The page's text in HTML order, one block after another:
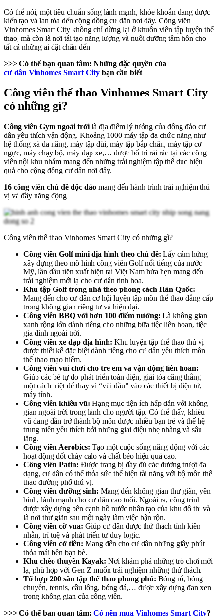
Có thể nói, một tiêu chuẩn sống lành mạnh, khỏe khoắn đang được
kiến tạo và lan tỏa đến cộng đồng cư dân nơi đây. Công viên
Vinhomes Smart City không chỉ dừng lại ở khuôn viên tập luyện thể
thao, mà còn là nơi tái tạo năng lượng và nuôi dưỡng tâm hồn cho
tất cả những ai đặt chân đến.
>>> Có thể bạn quan tâm: Những đặc quyền của
cư dân Vinhomes Smart City bạn cần biết
Công viên thể thao Vinhomes Smart City
có những gì?
Công viên Gym ngoài trời là địa điểm lý tưởng của đông đảo cư
dân yêu thích vận động. Khoảng 1000 máy tập đa chức năng như
hệ thống xà đa năng, máy tập đùi, máy tập bắp chân, máy tập cơ
ngực, máy chạy bộ, máy đạp xe,… được bố trí rải rác tại các công
viên nội khu nhằm mang đến những trải nghiệm tập thể dục hiệu
quả cho cộng đồng cư dân nơi đây.
16 công viên chủ đề độc đáo mang đến hành trình trải nghiệm thú
vị và đầy năng động
Công viên thể thao Vinhomes Smart City có những gì?
Công viên Golf mini địa hình theo chủ đề: Lấy cảm hứng
xây dựng theo mô hình công viên Golf nổi tiếng của nước
Mỹ, lần đầu tiên xuất hiện tại Việt Nam hứa hẹn mang đến
trải nghiệm mới lạ cho cư dân tinh hoa.
Khu tập Golf trong nhà theo phong cách Hàn Quốc:
Mang đến cho cư dân cơ hội luyện tập môn thể thao đẳng cấp
trong không gian riêng tư và hiện đại.
Công viên BBQ với hơn 100 điểm nướng: Là không gian
xanh rộng lớn dành riêng cho những bữa tiệc liên hoan, tiệc
gia đình ngoài trời.
Công viên xe đạp địa hình: Khu luyện tập thể thao thú vị
được thiết kế đặc biệt dành riêng cho cư dân yêu thích môn
thể thao mạo hiểm.
Công viên vui chơi cho trẻ em và vận động liên hoàn:
Giúp các bé tự do phát triển toàn diện, giải tỏa căng thẳng
một cách triệt để thay vì “vùi đầu” vào các thiết bị điện tử,
máy tính.
Công viên khiêu vũ: Hạng mục tiện ích hấp dẫn với không
gian ngoài trời trong lành cho người tập. Có thể thấy, khiêu
vũ đang dần trở thành bộ môn được nhiều bạn trẻ và thế hệ
trung niên yêu thích bởi những giai điệu nhẹ nhàng và sâu
lắng.
Công viên Aerobics: Tạo một cuộc sống năng động với các
hoạt động đốt cháy calo và chất béo hiệu quả cao.
Công viên Patin: Được trang bị đầy đủ các đường trượt đa
dạng, cư dân có thể thỏa sức thể hiện tài năng với bộ môn thể
thao đường phố thú vị.
Công viên dưỡng sinh: Mang đến không gian thư giãn, yên
bình, lành mạnh cho cư dân cao tuổi. Ngoài ra, công trình
được xây dựng bên cạnh hồ nước nhân tạo của khu đô thị và
là nơi thư giãn sau một ngày làm việc bận rộn.
Công viên cờ vua: Giúp cư dân được thử thách tính kiên
nhẫn, trí tuệ và phát triển tư duy logic.
Công viên cờ tiên: Mang đến cho cư dân những giây phút
thỏa mái bên bạn bè.
Khu chèo thuyền Kayak: Nơi khám phá những trò chơi mới
lạ, phù hợp với Gen Z muốn trải nghiệm những thử thách.
Tổ hợp 200 sân tập thể thao phong phú: Bóng rổ, bóng
chuyền, tennis, cầu lông, bóng đá,… được xây dựng đan xen
trong không gian của công viên.
>>> Có thể bạn quan tâm: Có nên mua Vinhomes Smart City?